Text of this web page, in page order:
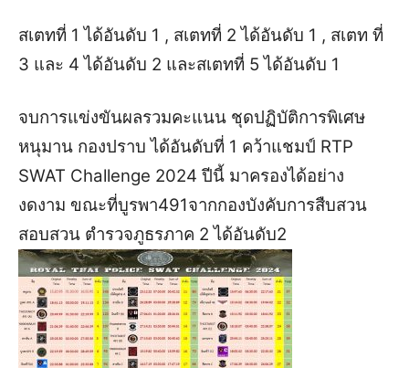
สเตทที่ 1 ได้อันดับ 1 , สเตทที่ 2 ได้อันดับ 1 , สเตท ที่
3 และ 4 ได้อันดับ 2 และสเตทที่ 5 ได้อันดับ 1
จบการแข่งขันผลรวมคะแนน ชุดปฏิบัติการพิเศษ
หนุมาน กองปราบ ได้อันดับที่ 1 คว้าแชมป์ RTP
SWAT Challenge 2024 ปีนี้ มาครองได้อย่าง
งดงาม ขณะที่บูรพา491จากกองบังคับการสืบสวน
สอบสวน ตำรวจภูธรภาค 2 ได้อันดับ2